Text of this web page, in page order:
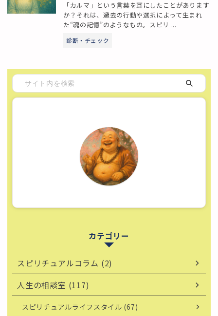
「カルマ」という言葉を耳にしたことがあります
か？それは、過去の行動や選択によって生まれ
た“魂の記憶”のようなもの。スピリ ...
診断・チェック
カテゴリー
スピリチュアルコラム (2)
人生の相談室 (117)
スピリチュアルライフスタイル (67)